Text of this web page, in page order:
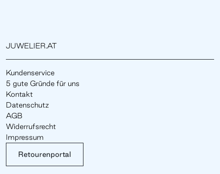
JUWELIER.AT
Kundenservice
5 gute Gründe für uns
Kontakt
Datenschutz
AGB
Widerrufsrecht
Impressum
Retourenportal